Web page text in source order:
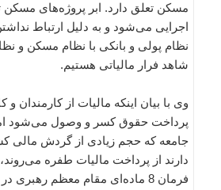
مسکن تعلق دارد. ابر پروژه‌های
اجرایی می‌شود و به دلیل ارتباط
نظام پولی و بانکی با نظام مسکن و
شاهد فرار مالیاتی هستیم.
وی با بیان اینکه مالیات از کارمندان و
پرداخت حقوق کسر و وصول می‌شود
جامعه که حجم زیادی از گردش مالی
دارند از پرداخت مالیات طفره